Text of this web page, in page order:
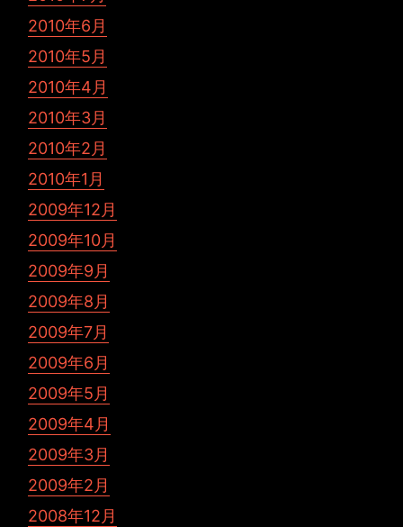
2010年6月
2010年5月
2010年4月
2010年3月
2010年2月
2010年1月
2009年12月
2009年10月
2009年9月
2009年8月
2009年7月
2009年6月
2009年5月
2009年4月
2009年3月
2009年2月
2008年12月